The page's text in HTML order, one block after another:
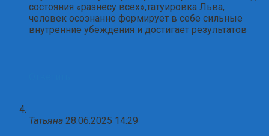
состояния «разнесу всех»,татуировка Льва,
человек осознанно формирует в себе сильные
внутренние убеждения и достигает результатов
Татьяна 28.06.2025 14:29